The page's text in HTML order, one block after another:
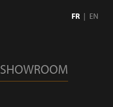
FR EN
SHOWROOM